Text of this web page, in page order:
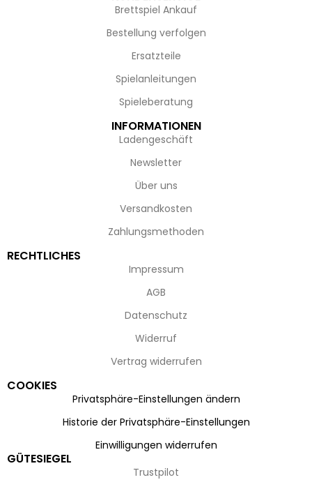
Brettspiel Ankauf
Bestellung verfolgen
Ersatzteile
Spielanleitungen
Spieleberatung
INFORMATIONEN
Ladengeschäft
Newsletter
Über uns
Versandkosten
Zahlungsmethoden
RECHTLICHES
Impressum
AGB
Datenschutz
Widerruf
Vertrag widerrufen
COOKIES
Privatsphäre-Einstellungen ändern
Historie der Privatsphäre-Einstellungen
Einwilligungen widerrufen
GÜTESIEGEL
Trustpilot